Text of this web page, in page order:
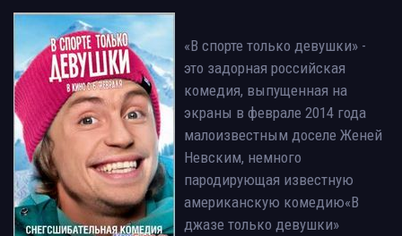
«В спорте только девушки» -
это задорная российская
комедия, выпущенная на
экраны в феврале 2014 года
малоизвестным доселе Женей
Невским, немного
пародирующая известную
американскую комедию«В
джазе только девушки»